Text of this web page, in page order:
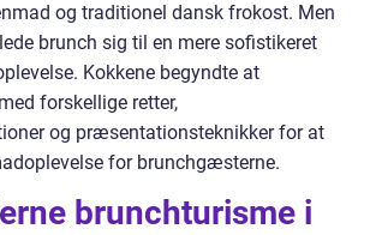
og traditionel dansk frokost. Men
brunch sig til en mere sofistikeret
Kokkene begyndte at
forskellige retter,
og præsentationsteknikker for at
for brunchgæsterne.
brunchturisme i